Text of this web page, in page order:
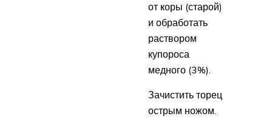
от коры (старой)
и обработать
раствором
купороса
медного (3%).
Зачистить торец
острым ножом.